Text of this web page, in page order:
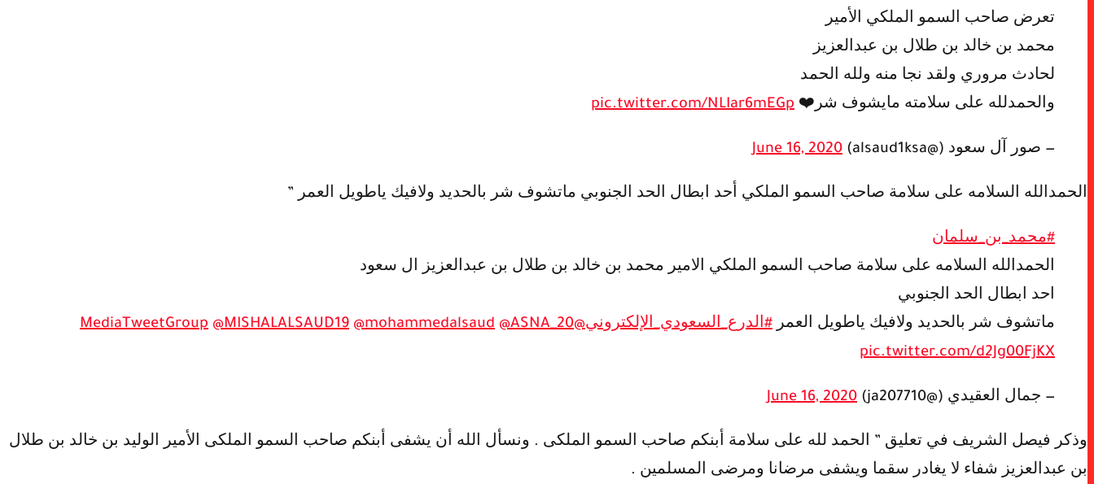
تعرض صاحب السمو الملكي الأمير
محمد بن خالد بن طلال بن عبدالعزيز
لحادث مروري ولقد نجا منه ولله الحمد
والحمدلله على سلامته مايشوف شر❤️ pic.twitter.com/NLIar6mEGp
— صور آل سعود (@alsaud1ksa) June 16, 2020
الحمدالله السلامه على سلامة صاحب السمو الملكي أحد ابطال الحد الجنوبي ماتشوف شر بالحديد ولافيك ياطويل العمر ”
#محمد_بن_سلمان
الحمدالله السلامه على سلامة صاحب السمو الملكي الامير محمد بن خالد بن طلال بن عبدالعزيز ال سعود
احد ابطال الحد الجنوبي
ماتشوف شر بالحديد ولافيك ياطويل العمر #الدرع_السعودي_الإلكتروني@MediaTweetGroup
@MISHALALSAUD19 @mohammedalsaud @ASNA_20
pic.twitter.com/d2Jg00FjKX
— جمال العقيدي (@ja207710) June 16, 2020
وذكر فيصل الشريف في تعليق ” الحمد لله على سلامة أبنكم صاحب السمو الملكى . ونسأل الله أن يشفى أبنكم صاحب السمو الملكى الأمير الوليد بن خالد بن طلال
بن عبدالعزيز شفاء لا يغادر سقما ويشفى مرضانا ومرضى المسلمين .